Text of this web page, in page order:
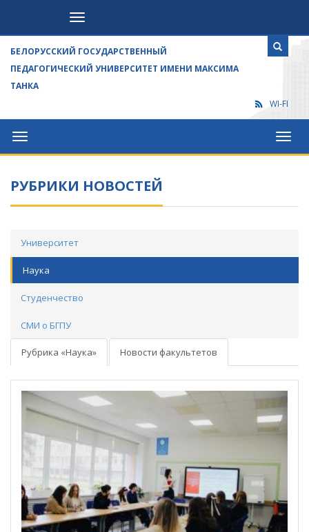
Посетителям
БЕЛОРУССКИЙ ГОСУДАРСТВЕННЫЙ
ПЕДАГОГИЧЕСКИЙ УНИВЕРСИТЕТ ИМЕНИ МАКСИМА
ТАНКА
WI-FI
Университет
РУБРИКИ НОВОСТЕЙ
Университет
Наука
Студенчество
СМИ о БГПУ
Рубрика «Наука» Новости факультетов